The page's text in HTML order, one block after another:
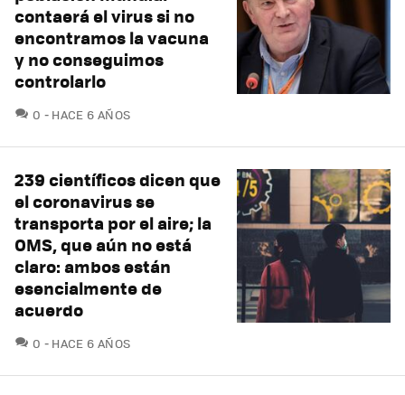
contaerá el virus si no
encontramos la vacuna
y no conseguimos
controlarlo
0 COMENTARIOS
HACE 6 AÑOS
239 científicos dicen que
el coronavirus se
transporta por el aire; la
OMS, que aún no está
claro: ambos están
esencialmente de
acuerdo
0 COMENTARIOS
HACE 6 AÑOS